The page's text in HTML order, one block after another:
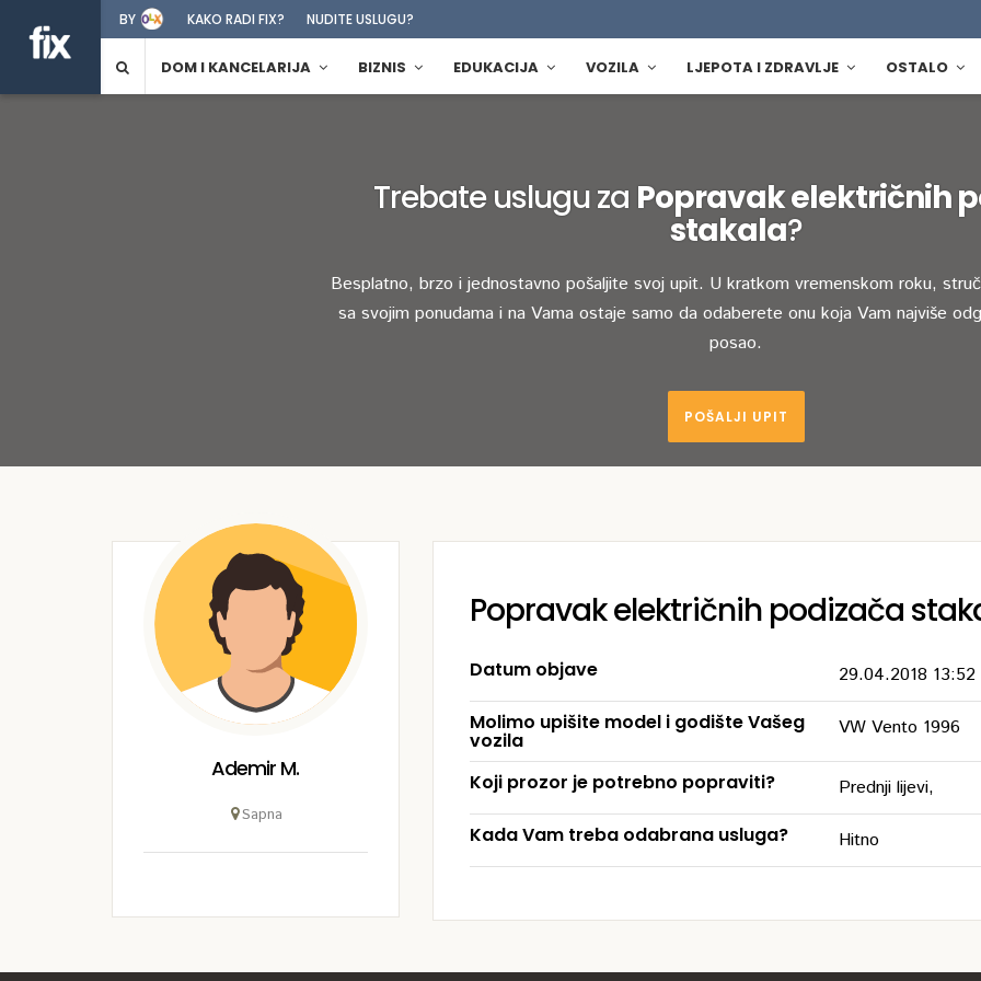
BY KAKO RADI FIX? NUDITE USLUGU?
DOM I KANCELARIJA BIZNIS EDUKACIJA VOZILA LJEPOTA I ZDRAVLJE OSTALO
Trebate uslugu za Popravak električnih
stakala?
Besplatno, brzo i jednostavno pošaljite svoj upit. U kratkom vremenskom roku,
sa svojim ponudama i na Vama ostaje samo da odaberete onu koja Vam najviše
posao.
POŠALJI UPIT
Popravak električnih podizača
Datum objave
29.04.2018 13:52
Molimo upišite model i godište Vašeg
vozila
VW Vento 1996
Koji prozor je potrebno popraviti?
Prednji lijevi,
Kada Vam treba odabrana usluga?
Hitno
Ademir M.
Sapna